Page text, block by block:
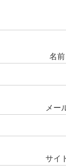
名前
メー
サイ